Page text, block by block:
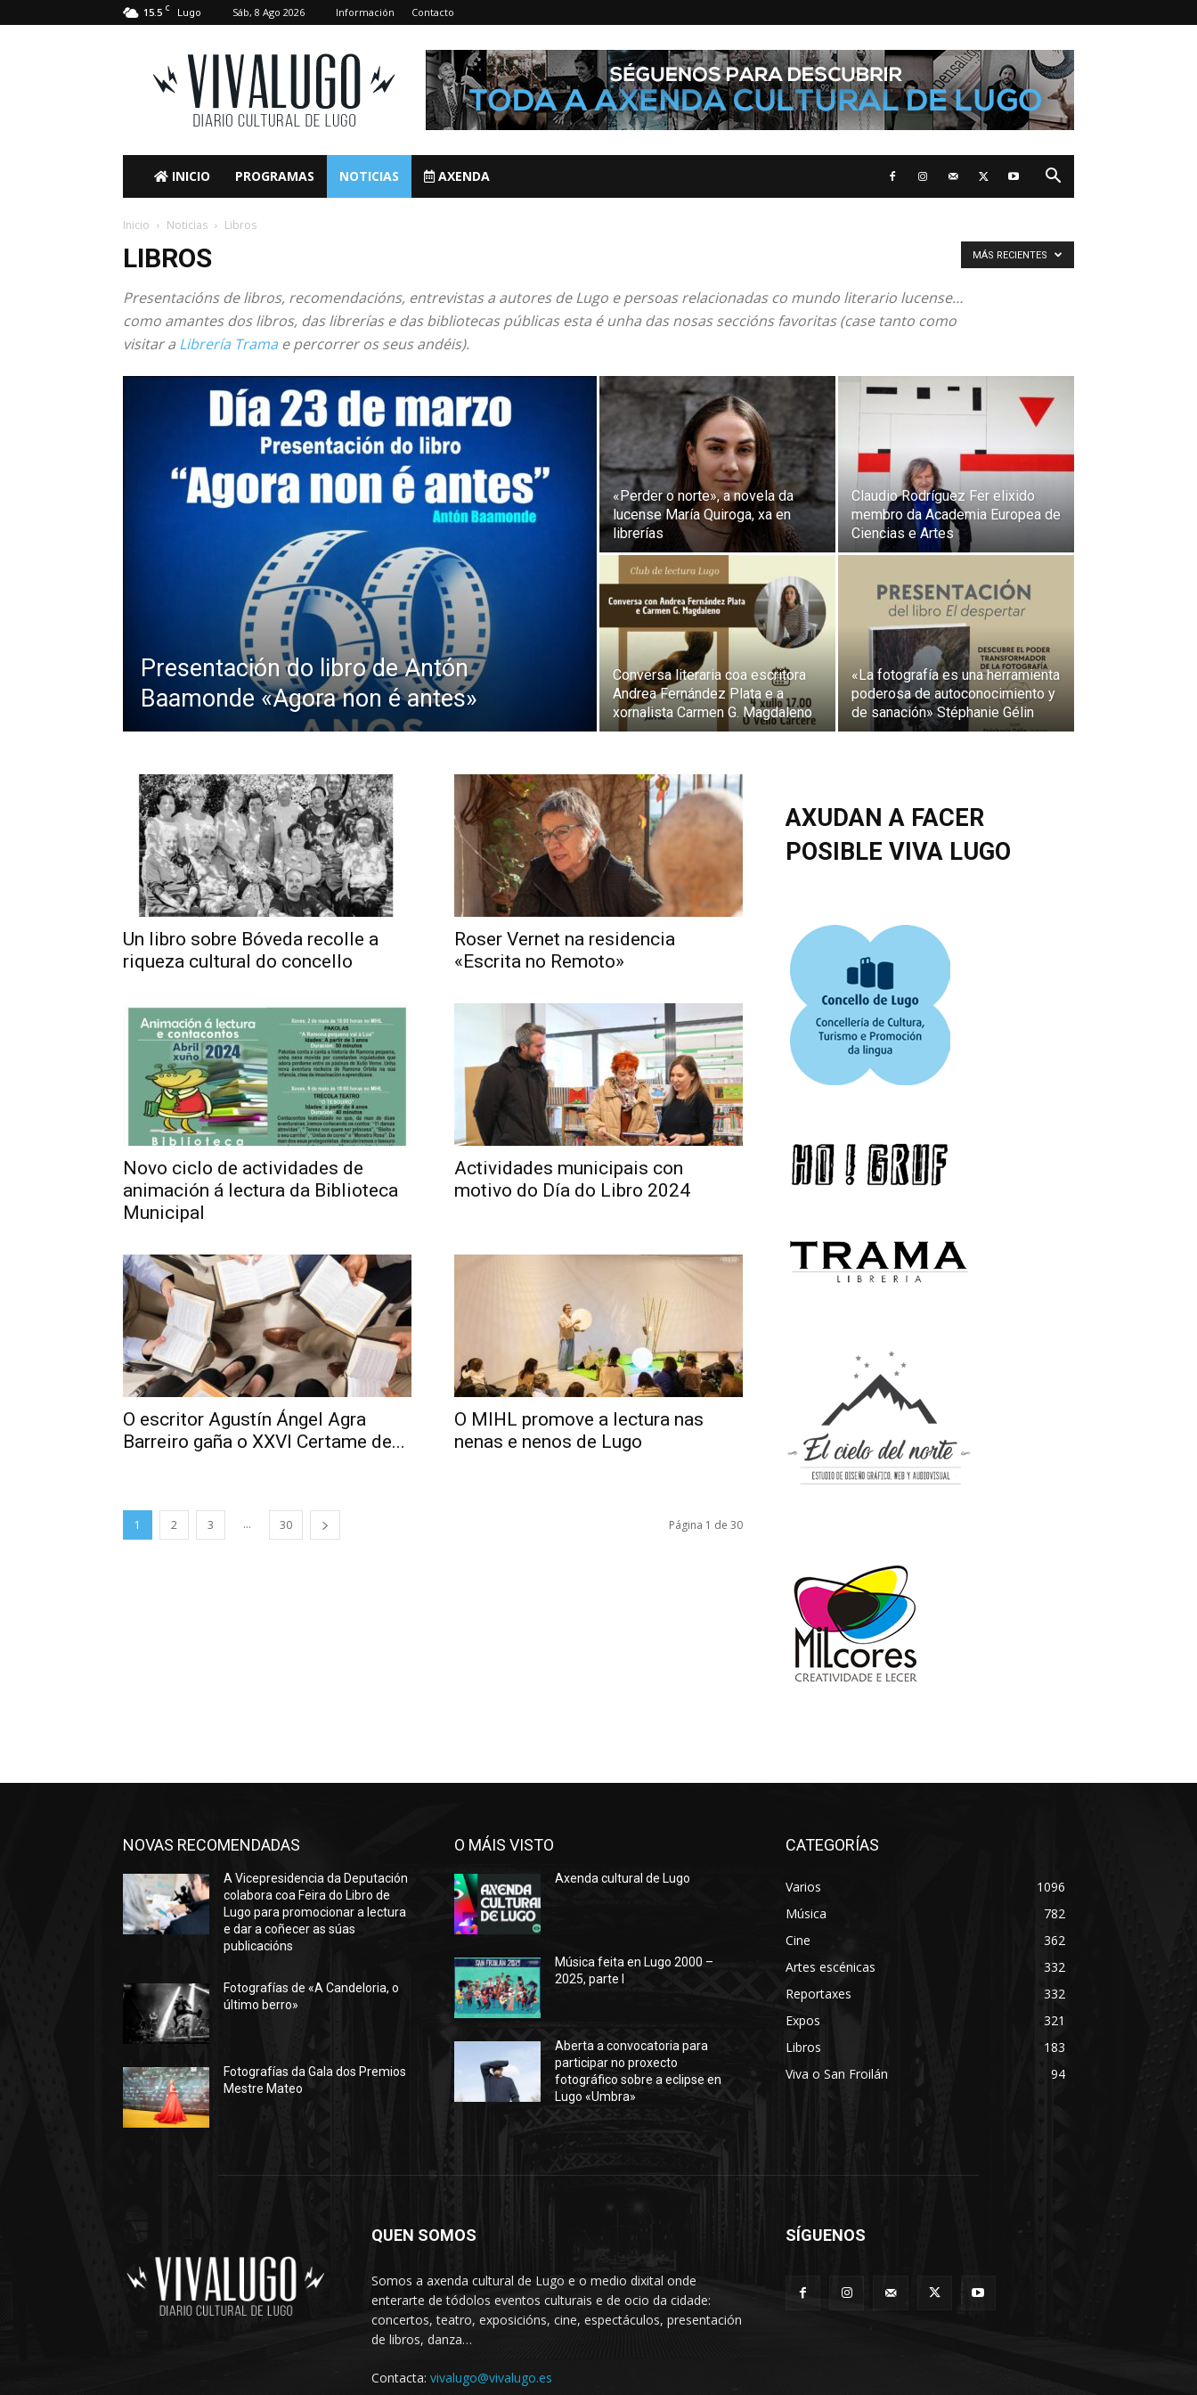
15.5 C Lugo Sáb, 8 Ago 2026 Información Contacto
VivaLugo
INICIO PROGRAMAS NOTICIAS AXENDA
Inicio Noticias Libros
LIBROS
Presentacións de libros, recomendacións, entrevistas a autores de Lugo e persoas relacionadas co mundo literario lucense…
como amantes dos libros, das librerías e das bibliotecas públicas esta é unha das nosas seccións favoritas (case tanto como
visitar a Librería Trama e percorrer os seus andéis).
MÁS RECIENTES
Presentación do libro de Antón
Baamonde «Agora non é antes»
«Perder o norte», a novela da
lucense María Quiroga, xa en
librerías
Claudio Rodríguez Fer elixido
membro da Academia Europea de
Ciencias e Artes
Conversa literaria coa escritora
Andrea Fernández Plata e a
xornalista Carmen G. Magdaleno
«La fotografía es una herramienta
poderosa de autoconocimiento y
de sanación» Stéphanie Gélin
Un libro sobre Bóveda recolle a
riqueza cultural do concello
Roser Vernet na residencia
«Escrita no Remoto»
Novo ciclo de actividades de
animación á lectura da Biblioteca
Municipal
Actividades municipais con
motivo do Día do Libro 2024
O escritor Agustín Ángel Agra
Barreiro gaña o XXVI Certame de...
O MIHL promove a lectura nas
nenas e nenos de Lugo
1 2 3 ... 30 Página 1 de 30
AXUDAN A FACER
POSIBLE VIVA LUGO
NOVAS RECOMENDADAS
A Vicepresidencia da Deputación
colabora coa Feira do Libro de
Lugo para promocionar a lectura
e dar a coñecer as súas
publicacións
Fotografías de «A Candeloria, o
último berro»
Fotografías da Gala dos Premios
Mestre Mateo
O MÁIS VISTO
Axenda cultural de Lugo
Música feita en Lugo 2000 –
2025, parte I
Aberta a convocatoria para
participar no proxecto
fotográfico sobre a eclipse en
Lugo «Umbra»
CATEGORÍAS
Varios
1096
Música
782
Cine
362
Artes escénicas
332
Reportaxes
332
Expos
321
Libros
183
Viva o San Froilán
94
QUEN SOMOS
Somos a axenda cultural de Lugo e o medio dixital onde
enterarte de tódolos eventos culturais e de ocio da cidade:
concertos, teatro, exposicións, cine, espectáculos, presentación
de libros, danza…
Contacta: vivalugo@vivalugo.es
SÍGUENOS